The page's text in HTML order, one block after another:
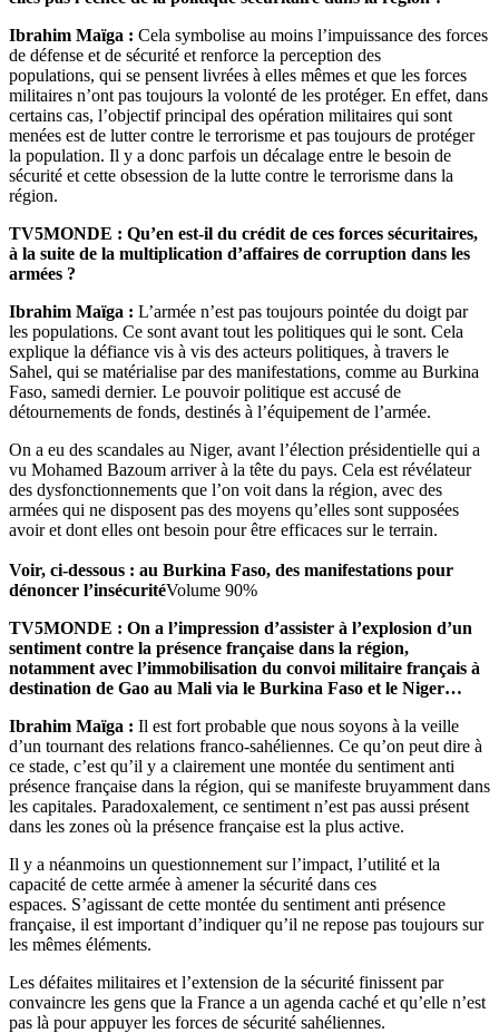
Ibrahim Maïga : Cela symbolise au moins l’impuissance des forces
de défense et de sécurité et renforce la perception des
populations, qui se pensent livrées à elles mêmes et que les forces
militaires n’ont pas toujours la volonté de les protéger. En effet, dans
certains cas, l’objectif principal des opération militaires qui sont
menées est de lutter contre le terrorisme et pas toujours de protéger
la population. Il y a donc parfois un décalage entre le besoin de
sécurité et cette obsession de la lutte contre le terrorisme dans la
région.
TV5MONDE : Qu’en est-il du crédit de ces forces sécuritaires,
à la suite de la multiplication d’affaires de corruption dans les
armées ?
Ibrahim Maïga : L’armée n’est pas toujours pointée du doigt par
les populations. Ce sont avant tout les politiques qui le sont. Cela
explique la défiance vis à vis des acteurs politiques, à travers le
Sahel, qui se matérialise par des manifestations, comme au Burkina
Faso, samedi dernier. Le pouvoir politique est accusé de
détournements de fonds, destinés à l’équipement de l’armée.
On a eu des scandales au Niger, avant l’élection présidentielle qui a
vu Mohamed Bazoum arriver à la tête du pays. Cela est révélateur
des dysfonctionnements que l’on voit dans la région, avec des
armées qui ne disposent pas des moyens qu’elles sont supposées
avoir et dont elles ont besoin pour être efficaces sur le terrain.
Voir, ci-dessous : au Burkina Faso, des manifestations pour
dénoncer l’insécuritéVolume 90%
TV5MONDE : On a l’impression d’assister à l’explosion d’un
sentiment contre la présence française dans la région,
notamment avec l’immobilisation du convoi militaire français à
destination de Gao au Mali via le Burkina Faso et le Niger…
Ibrahim Maïga : Il est fort probable que nous soyons à la veille
d’un tournant des relations franco-sahéliennes. Ce qu’on peut dire à
ce stade, c’est qu’il y a clairement une montée du sentiment anti
présence française dans la région, qui se manifeste bruyamment dans
les capitales. Paradoxalement, ce sentiment n’est pas aussi présent
dans les zones où la présence française est la plus active.
Il y a néanmoins un questionnement sur l’impact, l’utilité et la
capacité de cette armée à amener la sécurité dans ces
espaces. S’agissant de cette montée du sentiment anti présence
française, il est important d’indiquer qu’il ne repose pas toujours sur
les mêmes éléments.
Les défaites militaires et l’extension de la sécurité finissent par
convaincre les gens que la France a un agenda caché et qu’elle n’est
pas là pour appuyer les forces de sécurité sahéliennes.